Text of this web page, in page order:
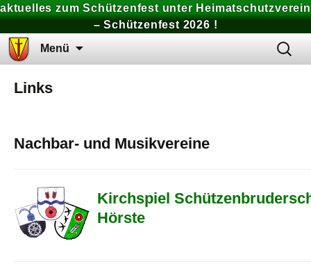
aktuelles zum Schützenfest unter Heimatschutzverein
– Schützenfest 2026 !
Menü
Suchen
nach:
Links
Nachbar- und Musikvereine
Kirchspiel
Hörste